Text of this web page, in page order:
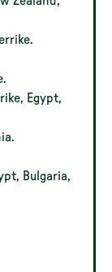
Egypt,
Bulgaria,